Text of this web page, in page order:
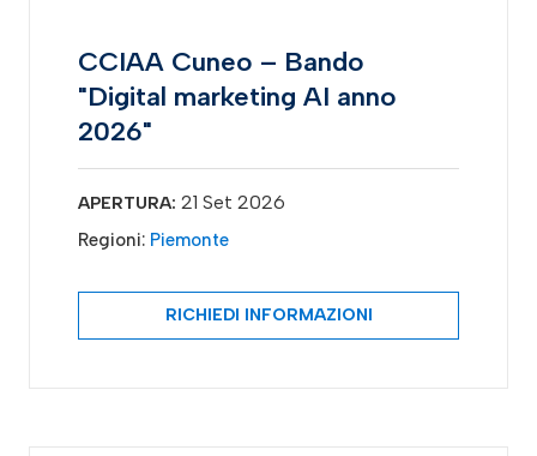
CCIAA Cuneo – Bando
"Digital marketing AI anno
2026"
APERTURA: 21 Set 2026
Regioni: Piemonte
RICHIEDI INFORMAZIONI